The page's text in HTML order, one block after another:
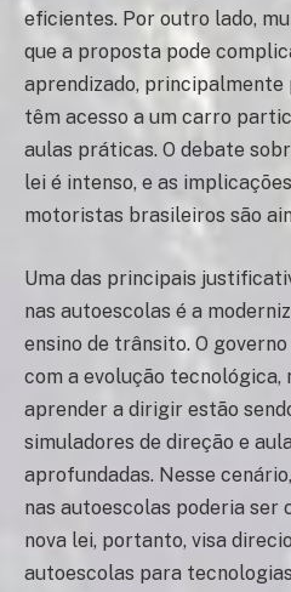
eficientes. Por outro lado,
que a proposta pode
aprendizado, principalmente
têm acesso a um carro
aulas práticas. O debate
lei é intenso, e as
motoristas brasileiros são
Uma das principais
nas autoescolas é a
ensino de trânsito. O
com a evolução tecnológica,
aprender a dirigir estão
simuladores de direção e
aprofundadas. Nesse
nas autoescolas poderia ser
nova lei, portanto, visa
autoescolas para